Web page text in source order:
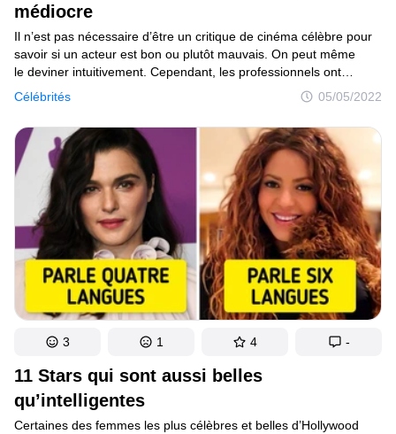
médiocre
Célébrités 05/05/2022
Il n’est pas nécessaire d’être un critique de cinéma célèbre pour
savoir si un acteur est bon ou plutôt mauvais. On peut même
le deviner intuitivement. Cependant, les professionnels ont
quelques critères importants qui leur permettent de distinguer
un acteur vraiment talentueux d’un comédien médiocre. Ainsi,
en y regardant de plus près, chacun d’entre nous peut également
jouer le rôle d’un critique de cinéma professionnel.
11 Stars qui sont aussi belles
qu’intelligentes
Certaines des femmes les plus célèbres et belles d’Hollywood
3 1 4 -